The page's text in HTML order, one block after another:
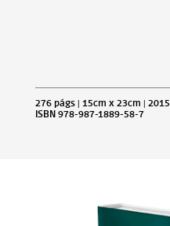
276 págs | 15cm x 23cm | 2015
ISBN 978-987-1889-58-7